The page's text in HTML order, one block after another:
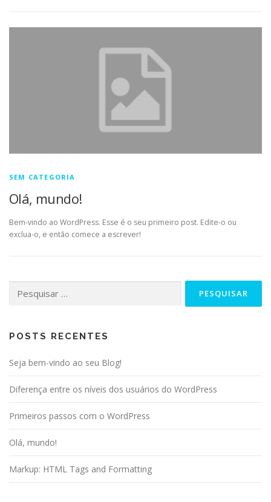
SEM CATEGORIA
Olá, mundo!
Bem-vindo ao WordPress. Esse é o seu primeiro post. Edite-o ou
exclua-o, e então comece a escrever!
por:
POSTS RECENTES
Seja bem-vindo ao seu Blog!
Diferença entre os níveis dos usuários do WordPress
Primeiros passos com o WordPress
Olá, mundo!
Markup: HTML Tags and Formatting